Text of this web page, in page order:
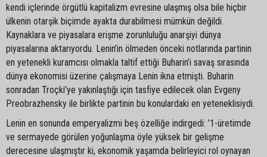
kendi içlerinde örgütlü kapitalizm evresine ulaşmış olsa bile hiçbir
ülkenin otarşik biçimde ayakta durabilmesi mümkün değildi.
Kaynaklara ve piyasalara erişme zorunluluğu anarşiyi dünya
piyasalarına aktarıyordu. Lenin’in ölmeden önceki notlarında partinin
en yetenekli kuramcısı olmakla taltif ettiği Buharin’i savaş sırasında
dünya ekonomisi üzerine çalışmaya Lenin ikna etmişti. Buharin
sonradan Troçki’ye yakınlaştığı için tasfiye edilecek olan Evgeny
Preobrazhensky ile birlikte partinin bu konulardaki en yeteneklisiydi.
Lenin en sonunda emperyalizmi beş özelliğe indirgedi: ’1-üretimde
ve sermayede görülen yoğunlaşma öyle yüksek bir gelişme
derecesine ulaşmıştır ki, ekonomik yaşamda belirleyici rol oynayan